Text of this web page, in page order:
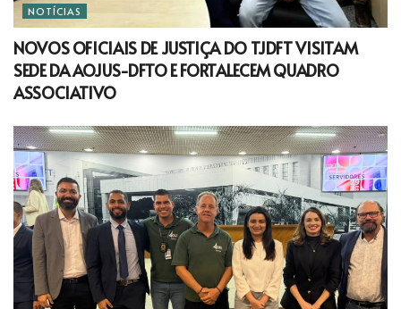
NOTÍCIAS
NOVOS OFICIAIS DE JUSTIÇA DO TJDFT VISITAM
SEDE DA AOJUS-DFTO E FORTALECEM QUADRO
ASSOCIATIVO